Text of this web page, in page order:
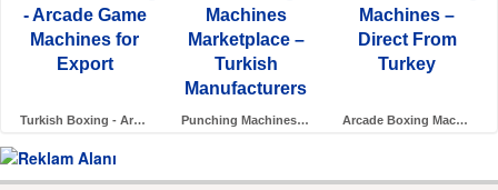
Turkish Boxing - Arcade Game M.. Punching Machines Marketplace .. Arcade Boxing Machines – Direc..